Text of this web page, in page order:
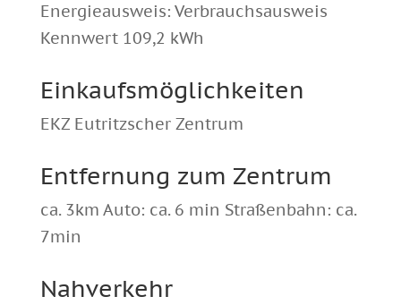
Energieausweis: Verbrauchsausweis
Kennwert 109,2 kWh
Einkaufsmöglichkeiten
EKZ Eutritzscher Zentrum
Entfernung zum Zentrum
ca. 3km Auto: ca. 6 min Straßenbahn: ca.
7min
Nahverkehr